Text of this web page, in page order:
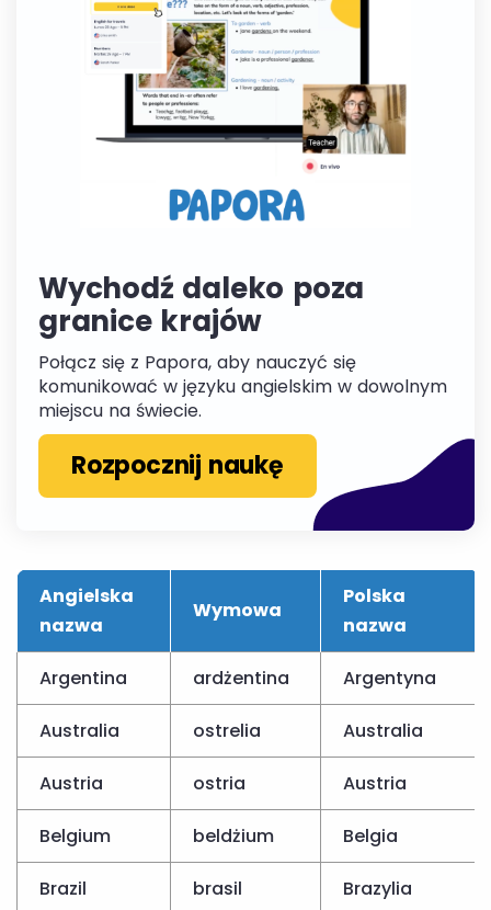
Wychodź daleko poza
granice krajów
Połącz się z Papora, aby nauczyć się
komunikować w języku angielskim w dowolnym
miejscu na świecie.
Rozpocznij naukę
Angielska
nazwa
Wymowa
Polska
nazwa
Argentina ardżentina Argentyna
Australia ostrelia Australia
Austria ostria Austria
Belgium beldżium Belgia
Brazil brasil Brazylia